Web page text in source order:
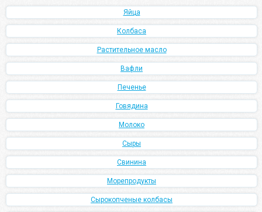
Яйца
Колбаса
Растительное масло
Вафли
Печенье
Говядина
Молоко
Сыры
Свинина
Морепродукты
Сырокопченые колбасы